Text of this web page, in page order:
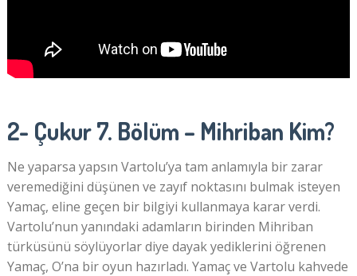
2- Çukur 7. Bölüm – Mihriban Kim?
Ne yaparsa yapsın Vartolu’ya tam anlamıyla bir zarar
veremediğini düşünen ve zayıf noktasını bulmak isteyen
Yamaç, eline geçen bir bilgiyi kullanmaya karar verdi.
Vartolu’nun yanındaki adamların birinden Mihriban
türküsünü söylüyorlar diye dayak yediklerini öğrenen
Yamaç, O’na bir oyun hazırladı. Yamaç ve Vartolu kahvede